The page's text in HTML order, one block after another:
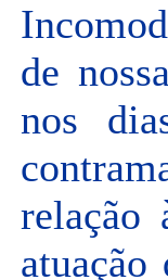
de
nos
relação